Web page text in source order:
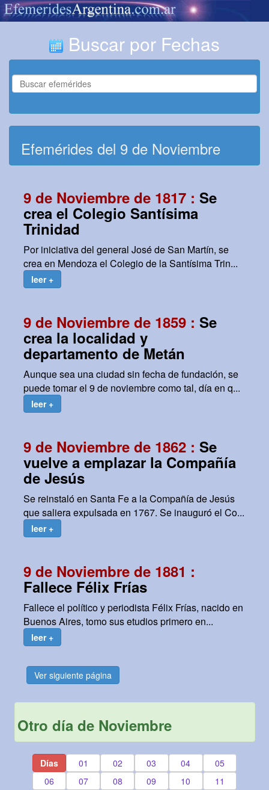
Buscar por Fechas
Efemérides del 9 de Noviembre
9 de Noviembre de 1817 : Se
crea el Colegio Santísima
Trinidad
Por iniciativa del general José de San Martín, se
crea en Mendoza el Colegio de la Santísima Trin...
leer +
9 de Noviembre de 1859 : Se
crea la localidad y
departamento de Metán
Aunque sea una ciudad sin fecha de fundación, se
puede tomar el 9 de noviembre como tal, día en q...
leer +
9 de Noviembre de 1862 : Se
vuelve a emplazar la Compañía
de Jesús
Se reinstaló en Santa Fe a la Compañía de Jesús
que saliera expulsada en 1767. Se inauguró el Co...
leer +
9 de Noviembre de 1881 :
Fallece Félix Frías
Fallece el político y periodista Félix Frías, nacido en
Buenos Aires, tomo sus etudios primero en...
leer +
Ver siguiente página
Otro día de Noviembre
Días 01 02 03 04
05
06
07 08 09 10
11